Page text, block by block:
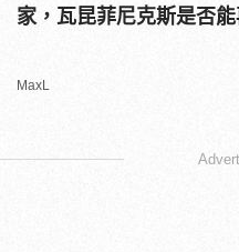
家，瓦昆菲尼克斯是否
MaxL